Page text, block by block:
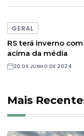
GERAL
RS terá inverno
acima da média
20 DE JUNHO DE 2024
Mais